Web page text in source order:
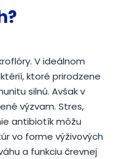
V ideálnom
ktoré prirodzene
silnú. Avšak v
výzvam. Stres,
antibiotík môžu
vo forme výživových
a funkciu črevnej